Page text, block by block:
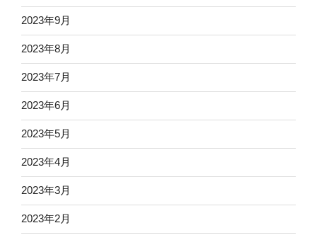
2023年9月
2023年8月
2023年7月
2023年6月
2023年5月
2023年4月
2023年3月
2023年2月